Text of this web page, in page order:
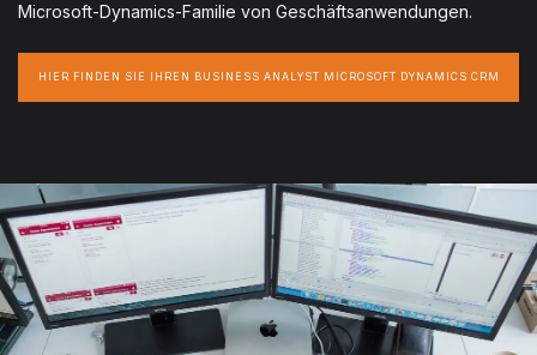
Microsoft-Dynamics-Familie von Geschäftsanwendungen.
HIER FINDEN SIE IHREN BUSINESS ANALYST MICROSOFT DYNAMICS CRM